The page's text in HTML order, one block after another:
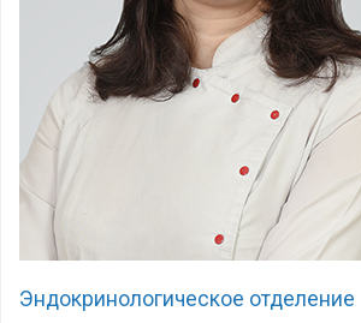
Эндокринологическое отделение